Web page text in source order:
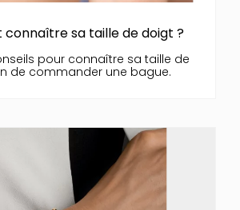
sa taille de doigt ?
pour connaître sa taille de
de commander une bague.